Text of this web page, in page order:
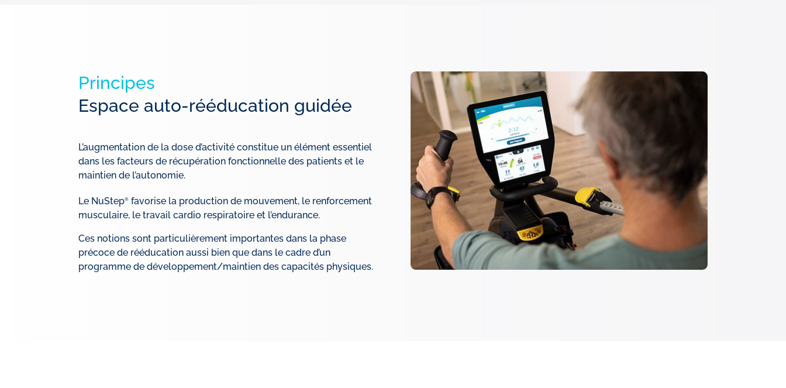
Principes
Espace auto-rééducation guidée
L’augmentation de la dose d’activité constitue un élément essentiel
dans les facteurs de récupération fonctionnelle des patients et le
maintien de l’autonomie.
Le NuStep® favorise la production de mouvement, le renforcement
musculaire, le travail cardio respiratoire et l’endurance.
Ces notions sont particulièrement importantes dans la phase
précoce de rééducation aussi bien que dans le cadre d’un
programme de développement/maintien des capacités physiques.